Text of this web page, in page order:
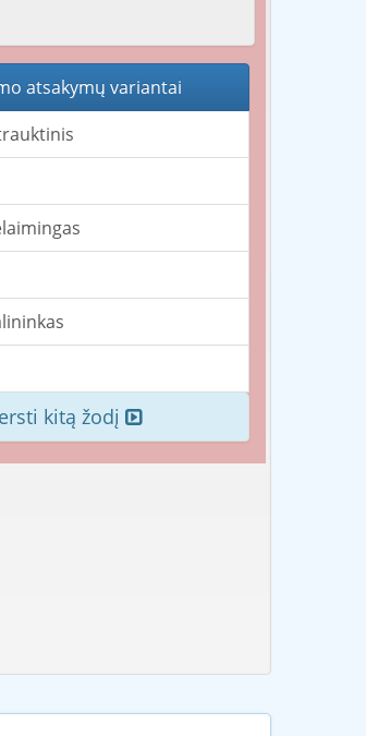
atsakymų variantai
kitą žodį